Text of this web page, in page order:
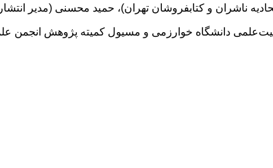
ناشران و کتابفروشان تهران)، حمید محسنی (مدیر
دانشگاه خوارزمی و مسیول کمیته پژوهش انجمن